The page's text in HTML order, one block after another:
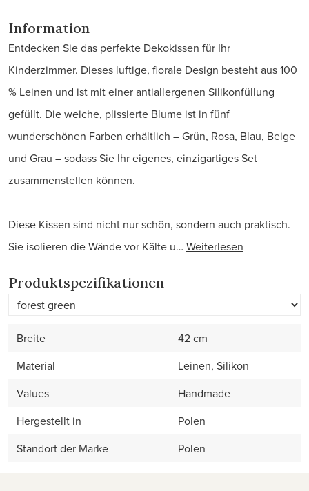
Information
Entdecken Sie das perfekte Dekokissen für Ihr
Kinderzimmer. Dieses luftige, florale Design besteht aus 100
% Leinen und ist mit einer antiallergenen Silikonfüllung
gefüllt. Die weiche, plissierte Blume ist in fünf
wunderschönen Farben erhältlich – Grün, Rosa, Blau, Beige
und Grau – sodass Sie Ihr eigenes, einzigartiges Set
zusammenstellen können.
Diese Kissen sind nicht nur schön, sondern auch praktisch.
Sie isolieren die Wände vor Kälte u… Weiterlesen
Produktspezifikationen
Breite
42 cm
Material
Leinen, Silikon
Values
Handmade
Hergestellt in
Polen
Standort der Marke
Polen